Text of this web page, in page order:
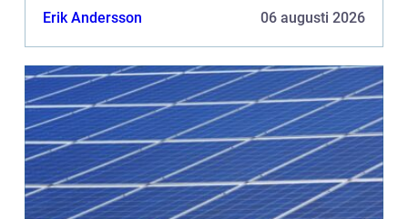
skicka mer kollagen och nya elastinfibrer för att
Erik Andersson 06 augusti 2026